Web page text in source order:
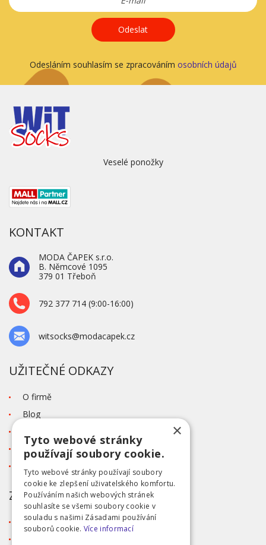
Odeslat
Odesláním souhlasím se zpracováním osobních údajů
Veselé ponožky
KONTAKT
MODA ČAPEK s.r.o.
B. Němcové 1095
379 01 Třeboň
792 377 714 (9:00-16:00)
witsocks@modacapek.cz
UŽITEČNÉ ODKAZY
O firmě
Blog
Tabulka velikostí
ZÁKAZNICKÝ SERVIS
Obchodní podmínky
×
Tyto webové stránky
používají soubory cookie.
Tyto webové stránky používají soubory
cookie ke zlepšení uživatelského komfortu.
Používáním našich webových stránek
souhlasíte se všemi soubory cookie v
souladu s našimi Zásadami používání
souborů cookie. Více informací